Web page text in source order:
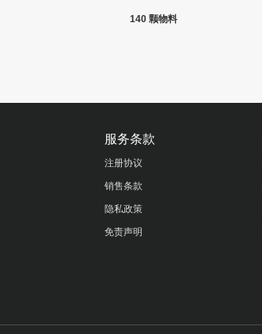
140 颗物料
服务条款
注册协议
销售条款
隐私政策
免责声明